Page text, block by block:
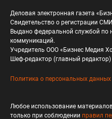
Деловая электронная газета
Свидетельство о регистрации
Выдано федеральной службой по
коммуникаций.
Учредитель ООО «Бизнес Медия
Шеф-редактор (главный
Политика о персональных данных
Любое использование
только при соблюдении правил